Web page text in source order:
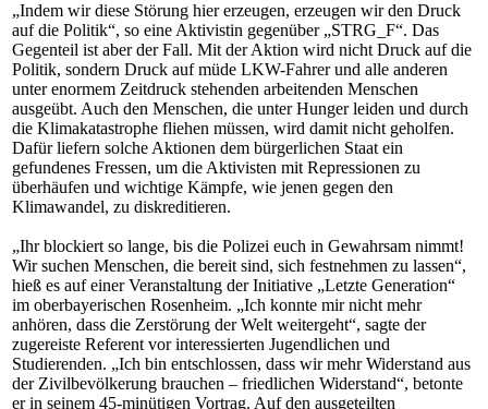
„Indem wir diese Störung hier erzeugen, erzeugen wir den Druck
auf die Politik“, so eine Aktivistin gegenüber „STRG_F“. Das
Gegenteil ist aber der Fall. Mit der Aktion wird nicht Druck auf die
Politik, sondern Druck auf müde LKW-Fahrer und alle anderen
unter enormem Zeitdruck stehenden arbeitenden Menschen
ausgeübt. Auch den Menschen, die unter Hunger leiden und durch
die Klimakatastrophe fliehen müssen, wird damit nicht geholfen.
Dafür liefern solche Aktionen dem bürgerlichen Staat ein
gefundenes Fressen, um die Aktivisten mit Repressionen zu
überhäufen und wichtige Kämpfe, wie jenen gegen den
Klimawandel, zu diskreditieren.
„Ihr blockiert so lange, bis die Polizei euch in Gewahrsam nimmt!
Wir suchen Menschen, die bereit sind, sich festnehmen zu lassen“,
hieß es auf einer Veranstaltung der Initiative „Letzte Generation“
im oberbayerischen Rosenheim. „Ich konnte mir nicht mehr
anhören, dass die Zerstörung der Welt weitergeht“, sagte der
zugereiste Referent vor interessierten Jugendlichen und
Studierenden. „Ich bin entschlossen, dass wir mehr Widerstand aus
der Zivilbevölkerung brauchen – friedlichen Widerstand“, betonte
er in seinem 45-minütigen Vortrag. Auf den ausgeteilten